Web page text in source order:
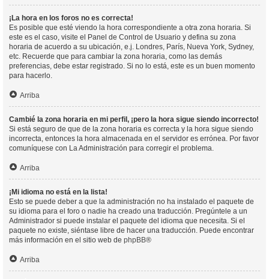
¡La hora en los foros no es correcta!
Es posible que esté viendo la hora correspondiente a otra zona horaria. Si
este es el caso, visite el Panel de Control de Usuario y defina su zona
horaria de acuerdo a su ubicación, e.j. Londres, París, Nueva York, Sydney,
etc. Recuerde que para cambiar la zona horaria, como las demás
preferencias, debe estar registrado. Si no lo está, este es un buen momento
para hacerlo.
Arriba
Cambié la zona horaria en mi perfil, ¡pero la hora sigue siendo incorrecto!
Si está seguro de que de la zona horaria es correcta y la hora sigue siendo
incorrecta, entonces la hora almacenada en el servidor es errónea. Por favor
comuníquese con La Administración para corregir el problema.
Arriba
¡Mi idioma no está en la lista!
Esto se puede deber a que la administración no ha instalado el paquete de
su idioma para el foro o nadie ha creado una traducción. Pregúntele a un
Administrador si puede instalar el paquete del idioma que necesita. Si el
paquete no existe, siéntase libre de hacer una traducción. Puede encontrar
más información en el sitio web de phpBB®
Arriba